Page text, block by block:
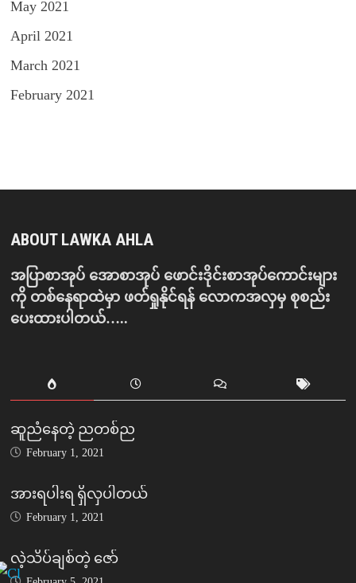
May 2021
April 2021
March 2021
February 2021
ABOUT LAWKA AHLA
အပြာစာအုပ် အောစာအုပ် ဖောင်းဒိုင်းစာအုပ်ကောင်းများ
ကို တစ်နေရာထဲမှာ ဖတ်ရှုနိုင်ရန် လောကအလှမှ စုစည်း
ပေးထားပါတယ်…..
ဆူညံနေတဲ့ ညတစ်ည
February 1, 2021
အားရပါးရ ရှိလှပါတယ်
February 1, 2021
လဲ့သိပ်ချစ်တဲ့ ဇော်